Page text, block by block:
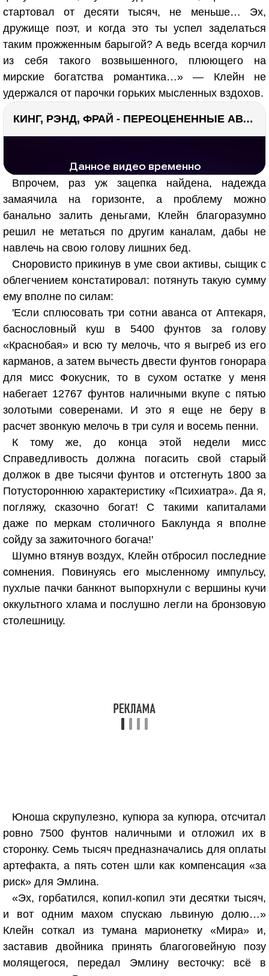
стартовал от десяти тысяч, не меньше… Эх,
дружище поэт, и когда это ты успел заделаться
таким прожженным барыгой? А ведь всегда корчил
из себя такого возвышенного, плюющего на
мирские богатства романтика…» — Клейн не
удержался от парочки горьких мысленных вздохов.
КИНГ, РЭНД, ФРАЙ - ПЕРЕОЦЕНЕННЫЕ АВТОРЫ? ¯\_(ツ)_/¯
Впрочем, раз уж зацепка найдена, надежда
замаячила на горизонте, а проблему можно
банально залить деньгами, Клейн благоразумно
решил не метаться по другим каналам, дабы не
навлечь на свою голову лишних бед.
Сноровисто прикинув в уме свои активы, сыщик с
облегчением констатировал: потянуть такую сумму
ему вполне по силам:
'Если сплюсовать три сотни аванса от Аптекаря,
баснословный куш в 5400 фунтов за голову
«Краснобая» и всю ту мелочь, что я выгреб из его
карманов, а затем вычесть двести фунтов гонорара
для мисс Фокусник, то в сухом остатке у меня
набегает 12767 фунтов наличными вкупе с пятью
золотыми соверенами. И это я еще не беру в
расчет звонкую мелочь в три суля и восемь пенни.
К тому же, до конца этой недели мисс
Справедливость должна погасить свой старый
должок в две тысячи фунтов и отстегнуть 1800 за
Потустороннюю характеристику «Психиатра». Да я,
погляжу, сказочно богат! С такими капиталами
даже по меркам столичного Баклунда я вполне
сойду за зажиточного богача!'
Шумно втянув воздух, Клейн отбросил последние
сомнения. Повинуясь его мысленному импульсу,
пухлые пачки банкнот выпорхнули с вершины кучи
оккультного хлама и послушно легли на бронзовую
столешницу.
Юноша скрупулезно, купюра за купюра, отсчитал
ровно 7500 фунтов наличными и отложил их в
сторонку. Семь тысяч предназначались для оплаты
артефакта, а пять сотен шли как компенсация «за
риск» для Эмлина.
«Эх, горбатился, копил-копил эти десятки тысяч,
и вот одним махом спускаю львиную долю…»
Клейн соткал из тумана марионетку «Мира» и,
заставив двойника принять благоговейную позу
молящегося, передал Эмлину весточку: всё в